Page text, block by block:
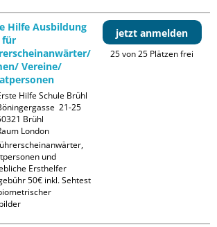
Hilfe Ausbildung
für
Vereine/
Hilfe Schule Brühl
21-25
Brühl
London
und
Ersthelfer
50€ inkl. Sehtest
jetzt anmelden
25 von 25 Plätzen frei